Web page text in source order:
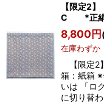
【限定2
C *正絹*
8,800円
在庫わずか
【限
箱：紙箱
いは 「ロ
に切り替